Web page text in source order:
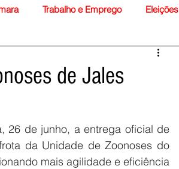
Trabalho e Emprego Eleições
de Jales
26 de junho, a entrega oficial de
da Unidade de Zoonoses do
mais agilidade e eficiência